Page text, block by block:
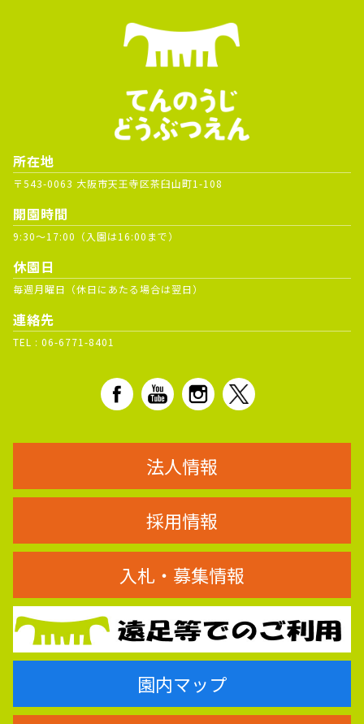
所在地
〒543-0063 大阪市天王寺区茶臼山町1-108
開園時間
9:30～17:00（入園は16:00まで）
休園日
毎週月曜日（休日にあたる場合は翌日）
連絡先
TEL : 06-6771-8401
法人情報
採用情報
入札・募集情報
園内マップ